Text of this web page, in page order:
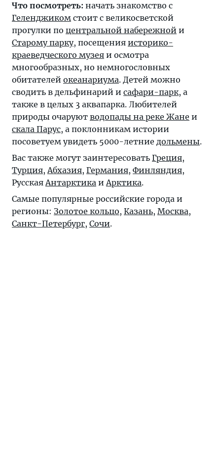
Что посмотреть: начать знакомство с
Геленджиком стоит с великосветской
прогулки по центральной набережной и
Старому парку, посещения историко-
краеведческого музея и осмотра
многообразных, но немногословных
обитателей океанариума. Детей можно
сводить в дельфинарий и сафари-парк, а
также в целых 3 аквапарка. Любителей
природы очаруют водопады на реке Жане и
скала Парус, а поклонникам истории
посоветуем увидеть 5000-летние дольмены.
Вас также могут заинтересовать Греция,
Турция,Абхазия, Германия, Финляндия,
РусскаяАнтарктика иАрктика.
Самые популярные российские города и
регионы: Золотое кольцо, Казань, Москва,
Санкт-Петербург, Сочи.